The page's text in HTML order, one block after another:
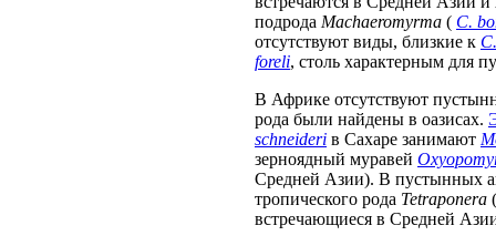
подрода Machaeromyrma ( C.
отсутствуют виды, близкие к
foreli, столь характерным для
В Африке отсутствуют
рода были найдены в оазисах.
schneideri в Сахаре занимают
зерноядный муравей
Средней Азии). В пустынных
тропического рода Tetraponera
встречающиеся в Средней